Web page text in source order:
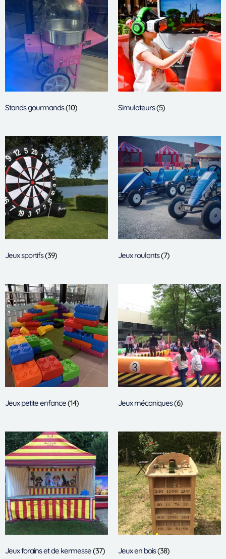
Stands gourmands(10) Simulateurs(5)
Jeux sportifs(39) Jeux roulants(7)
Jeux petite enfance(14) Jeux mécaniques(6)
Jeux forains et de kermesse(37) Jeux en bois(38)